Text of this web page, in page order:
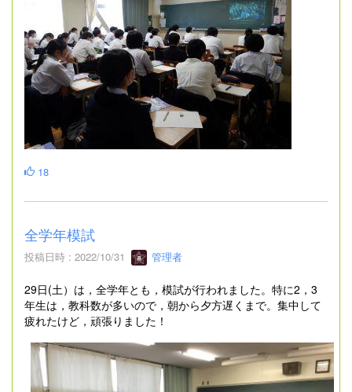
18
全学年模試
投稿日時 : 2022/10/31 管理者
29日(土）は，全学年とも，模試が行われました。特に2，3
年生は，教科数が多いので，朝から夕方遅くまで。集中して
疲れたけど，頑張りました！